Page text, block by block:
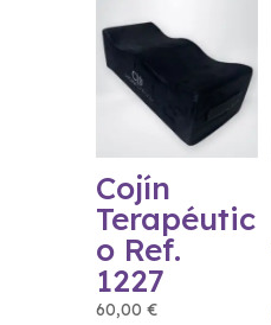
Cojín
Terapéutic
o Ref.
1227
60,00 €